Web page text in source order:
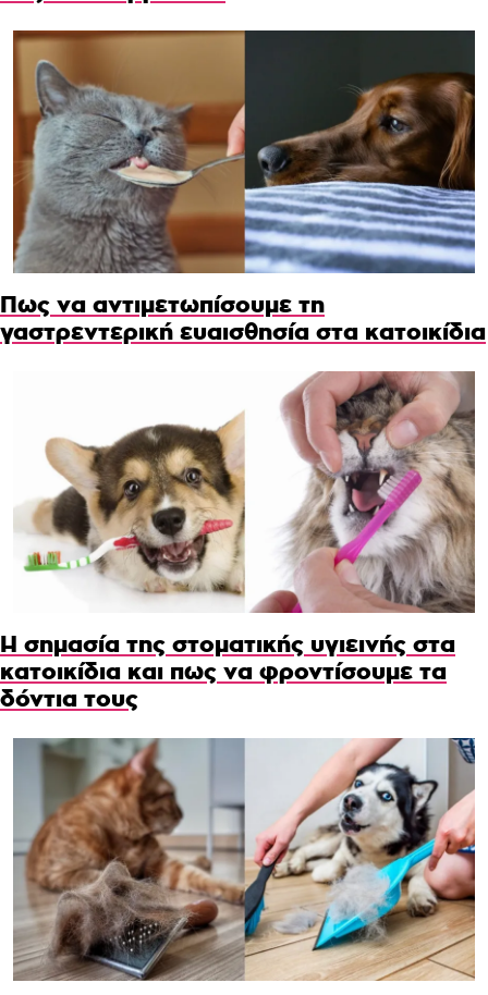
Πως να αντιμετωπίσουμε τη
γαστρεντερική ευαισθησία στα κατοικίδια
Η σημασία της στοματικής υγιεινής στα
κατοικίδια και πως να φροντίσουμε τα
δόντια τους